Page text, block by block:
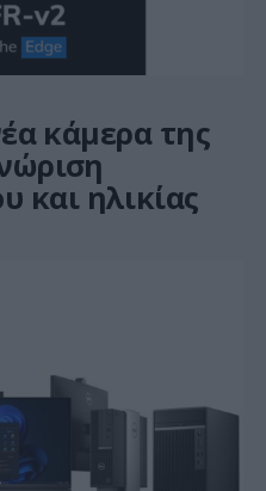
κάμερα της
και ηλικίας